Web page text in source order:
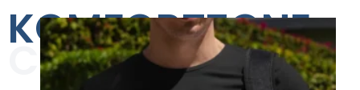
KOMFORTZONE
COLLECTION